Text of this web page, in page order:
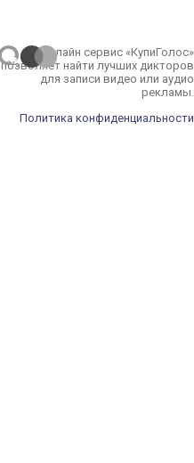
Онлайн сервис «КупиГолос»
позволяет найти лучших дикторов
для записи видео или аудио
рекламы.
Политика конфиденциальности